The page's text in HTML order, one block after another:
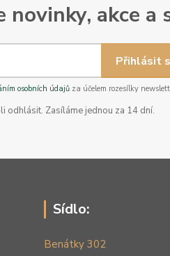
novinky, akce a
Přihlásit
osobních údajůza účelem rozesílky
odhlásit. Zasíláme jednou za 14 dní.
Sídlo:
Benátky 302